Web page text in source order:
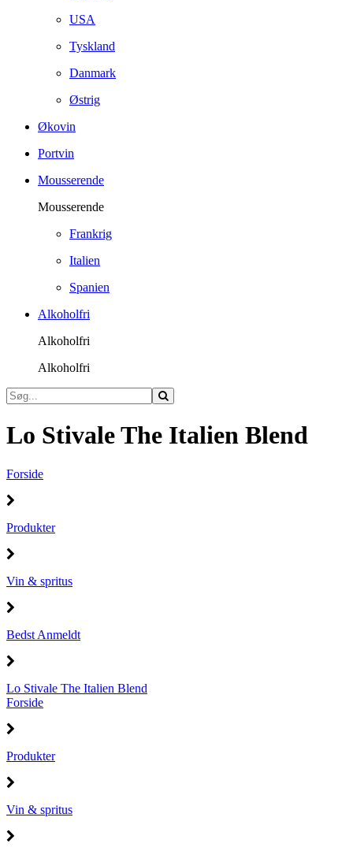
USA
Tyskland
Danmark
Østrig
Økovin
Portvin
Mousserende
Mousserende
Frankrig
Italien
Spanien
Alkoholfri
Alkoholfri
Alkoholfri
Lo Stivale The Italien Blend
Forside
Produkter
Vin & spritus
Bedst Anmeldt
Lo Stivale The Italien Blend
Forside
Produkter
Vin & spritus